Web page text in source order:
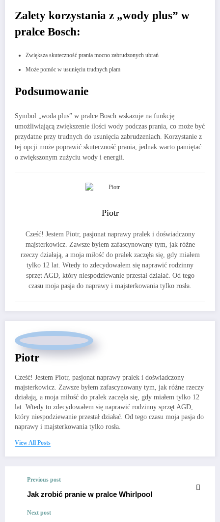
Zalety korzystania z „wody plus” w
pralce Bosch:
Zwiększa skuteczność prania mocno zabrudzonych ubrań
Może pomóc w usunięciu trudnych plam
Podsumowanie
Symbol „woda plus” w pralce Bosch wskazuje na funkcję
umożliwiającą zwiększenie ilości wody podczas prania, co może być
przydatne przy trudnych do usunięcia zabrudzeniach. Korzystanie z
tej opcji może poprawić skuteczność prania, jednak warto pamiętać
o zwiększonym zużyciu wody i energii.
Piotr
Cześć! Jestem Piotr, pasjonat naprawy pralek i doświadczony
majsterkowicz. Zawsze byłem zafascynowany tym, jak różne
rzeczy działają, a moja miłość do pralek zaczęła się, gdy miałem
tylko 12 lat. Wtedy to zdecydowałem się naprawić rodzinny
sprzęt AGD, który niespodziewanie przestał działać. Od tego
czasu moja pasja do naprawy i majsterkowania tylko rosła.
Piotr
Cześć! Jestem Piotr, pasjonat naprawy pralek i doświadczony
majsterkowicz. Zawsze byłem zafascynowany tym, jak różne rzeczy
działają, a moja miłość do pralek zaczęła się, gdy miałem tylko 12
lat. Wtedy to zdecydowałem się naprawić rodzinny sprzęt AGD,
który niespodziewanie przestał działać. Od tego czasu moja pasja do
naprawy i majsterkowania tylko rosła.
View All Posts
Previous post
Jak zrobić pranie w pralce Whirlpool
Next post